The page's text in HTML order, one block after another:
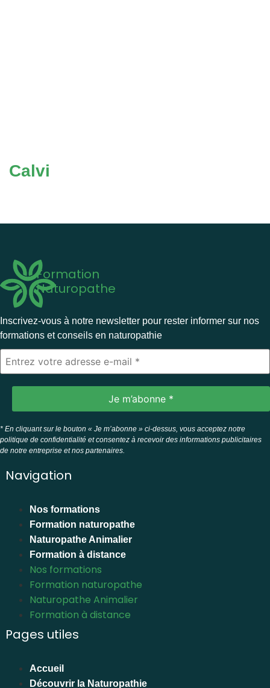
Calvi
Formation
Naturopathe
Inscrivez-vous à notre newsletter pour rester informer sur nos
formations et conseils en naturopathie
* En cliquant sur le bouton « Je m’abonne » ci-dessus, vous acceptez notre
politique de confidentialité et consentez à recevoir des informations publicitaires
de notre entreprise et nos partenaires.
Navigation
Nos formations
Formation naturopathe
Naturopathe Animalier
Formation à distance
Nos formations
Formation naturopathe
Naturopathe Animalier
Formation à distance
Pages utiles
Accueil
Découvrir la Naturopathie